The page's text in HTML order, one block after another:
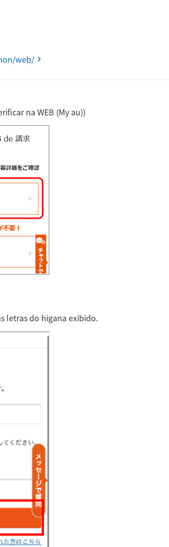
web/
na WEB (My au))
letras do higana exibido.